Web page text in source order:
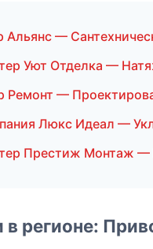
Альянс —
Уют Отделка —
Ремонт —
Люкс Идеал —
Престиж Монтаж —
в регионе: